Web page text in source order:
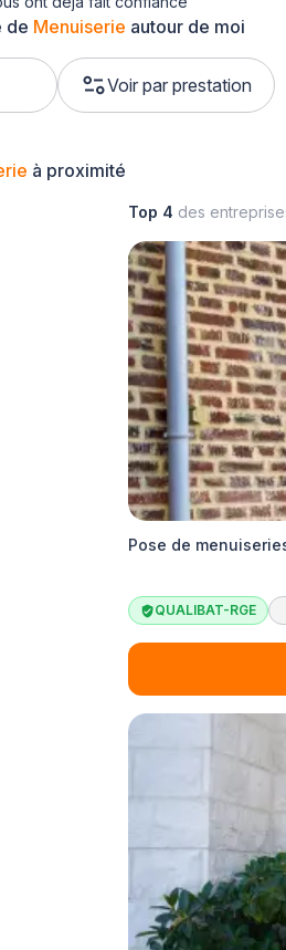
de Menuiserie autour de moi
Voir par prestation
à proximité
Top 4 des
Pose de
QUALIBAT-RGE